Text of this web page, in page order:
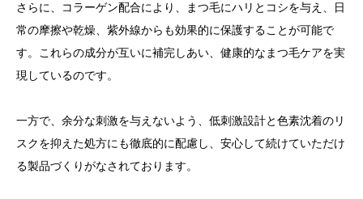
さらに、コラーゲン配合により、まつ毛にハリとコシを与え、日
常の摩擦や乾燥、紫外線からも効果的に保護することが可能で
す。これらの成分が互いに補完しあい、健康的なまつ毛ケアを実
現しているのです。
一方で、余分な刺激を与えないよう、低刺激設計と色素沈着のリ
スクを抑えた処方にも徹底的に配慮し、安心して続けていただけ
る製品づくりがなされております。